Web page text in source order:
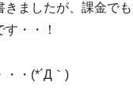
きましたが、課金で
・・！
・・(*´Д｀)